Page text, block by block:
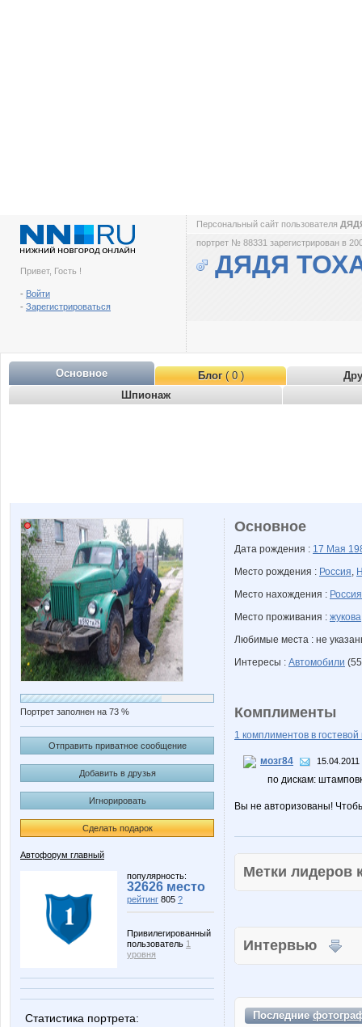
Привет, Гость !
- Войти
- Зарегистрироваться
Персональный сайт пользователя
портрет № 88331 зарегистрирован в
ДЯДЯ
Основное Блог( 0 )
Шпионаж
Портрет заполнен на 73 %
Отправить приватное сообщение
Добавить в друзья
Игнорировать
Сделать подарок
Автофорум главный
популярность:
32626 место
рейтинг 805 ?
Привилегированный
пользователь 1
уровня
Статистика портрета:
Основное
Дата рождения : 17 Мая
Место рождения : Россия,
Место нахождения : Россия
Место проживания :
Любимые места : не
Интересы : Автомобили
Комплименты
1 комплиментов в гостевой
мозг84
по дискам:
Вы не авторизованы!
Метки
Интервью
Последние